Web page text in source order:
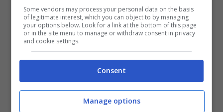
Allegri aveva ragione: Juve-Lukaku, c’è l’annuncio in diretta
Some vendors may process your personal data on the basis
of legitimate interest, which you can object to by managing
your options below. Look for a link at the bottom of this page
or in the site menu to manage or withdraw consent in privacy
and cookie settings.
Consent
Manage options